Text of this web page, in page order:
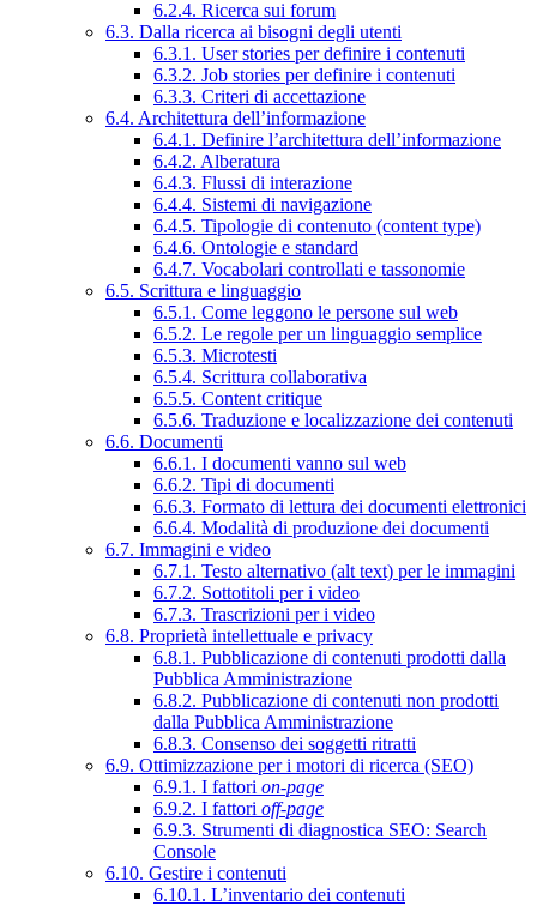
6.2.4. Ricerca sui forum
6.3. Dalla ricerca ai bisogni degli utenti
6.3.1. User stories per definire i contenuti
6.3.2. Job stories per definire i contenuti
6.3.3. Criteri di accettazione
6.4. Architettura dell’informazione
6.4.1. Definire l’architettura dell’informazione
6.4.2. Alberatura
6.4.3. Flussi di interazione
6.4.4. Sistemi di navigazione
6.4.5. Tipologie di contenuto (content type)
6.4.6. Ontologie e standard
6.4.7. Vocabolari controllati e tassonomie
6.5. Scrittura e linguaggio
6.5.1. Come leggono le persone sul web
6.5.2. Le regole per un linguaggio semplice
6.5.3. Microtesti
6.5.4. Scrittura collaborativa
6.5.5. Content critique
6.5.6. Traduzione e localizzazione dei contenuti
6.6. Documenti
6.6.1. I documenti vanno sul web
6.6.2. Tipi di documenti
6.6.3. Formato di lettura dei documenti elettronici
6.6.4. Modalità di produzione dei documenti
6.7. Immagini e video
6.7.1. Testo alternativo (alt text) per le immagini
6.7.2. Sottotitoli per i video
6.7.3. Trascrizioni per i video
6.8. Proprietà intellettuale e privacy
6.8.1. Pubblicazione di contenuti prodotti dalla
Pubblica Amministrazione
6.8.2. Pubblicazione di contenuti non prodotti
dalla Pubblica Amministrazione
6.8.3. Consenso dei soggetti ritratti
6.9. Ottimizzazione per i motori di ricerca (SEO)
6.9.1. I fattori on-page
6.9.2. I fattori off-page
6.9.3. Strumenti di diagnostica SEO: Search
Console
6.10. Gestire i contenuti
6.10.1. L’inventario dei contenuti